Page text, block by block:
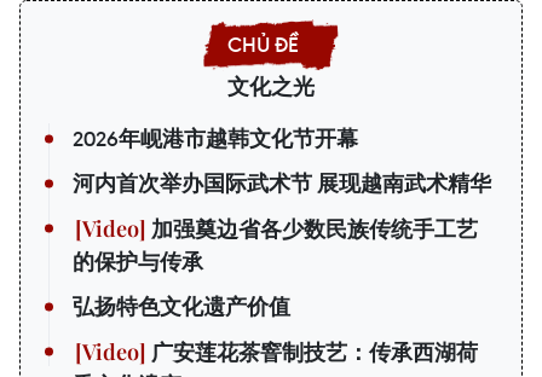
文化之光
2026年岘港市越韩文化节开幕
河内首次举办国际武术节 展现越南武术精华
加强奠边省各少数民族传统手工艺
的保护与传承
弘扬特色文化遗产价值
广安莲花茶窨制技艺：传承西湖荷